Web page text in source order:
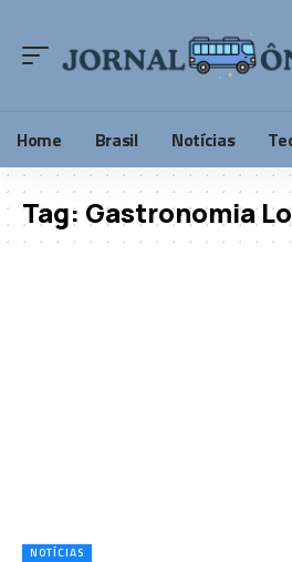
Home Brasil Notícias
Tag: Gastronomia
NOTÍCIAS